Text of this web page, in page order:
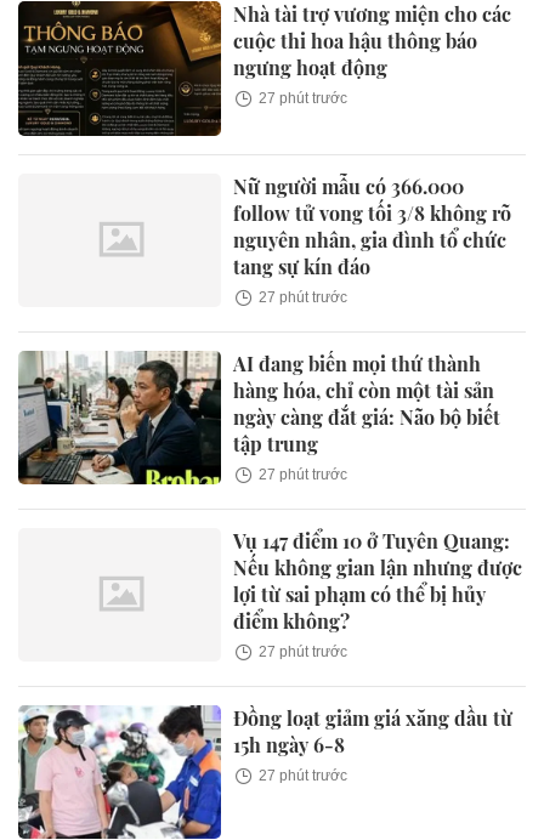
Nhà tài trợ vương miện cho các
cuộc thi hoa hậu thông báo
ngưng hoạt động
27 phút trước
Nữ người mẫu có 366.000
follow tử vong tối 3/8 không rõ
nguyên nhân, gia đình tổ chức
tang sự kín đáo
27 phút trước
AI đang biến mọi thứ thành
hàng hóa, chỉ còn một tài sản
ngày càng đắt giá: Não bộ biết
tập trung
27 phút trước
Vụ 147 điểm 10 ở Tuyên Quang:
Nếu không gian lận nhưng được
lợi từ sai phạm có thể bị hủy
điểm không?
27 phút trước
Đồng loạt giảm giá xăng dầu từ
15h ngày 6-8
27 phút trước